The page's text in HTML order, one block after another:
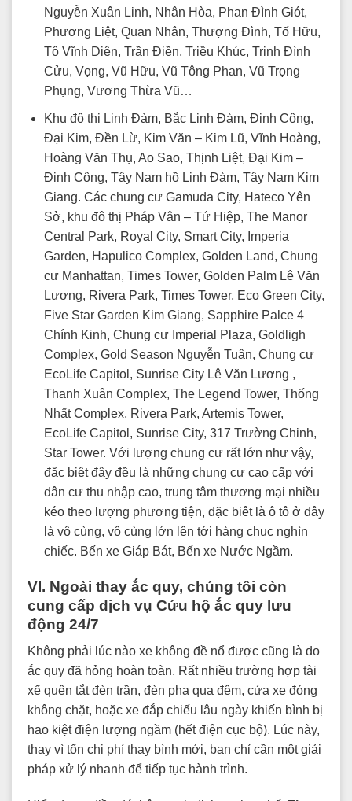
Nguyễn Xuân Linh, Nhân Hòa, Phan Đình Giót,
Phương Liệt, Quan Nhân, Thượng Đình, Tố Hữu,
Tô Vĩnh Diện, Trần Điền, Triều Khúc, Trịnh Đình
Cửu, Vọng, Vũ Hữu, Vũ Tông Phan, Vũ Trọng
Phụng, Vương Thừa Vũ…
Khu đô thị Linh Đàm, Bắc Linh Đàm, Định Công,
Đại Kim, Đền Lừ, Kim Văn – Kim Lũ, Vĩnh Hoàng,
Hoàng Văn Thụ, Ao Sao, Thịnh Liệt, Đại Kim –
Định Công, Tây Nam hồ Linh Đàm, Tây Nam Kim
Giang. Các chung cư Gamuda City, Hateco Yên
Sở, khu đô thị Pháp Vân – Tứ Hiệp, The Manor
Central Park, Royal City, Smart City, Imperia
Garden, Hapulico Complex, Golden Land, Chung
cư Manhattan, Times Tower, Golden Palm Lê Văn
Lương, Rivera Park, Times Tower, Eco Green City,
Five Star Garden Kim Giang, Sapphire Palce 4
Chính Kinh, Chung cư Imperial Plaza, Goldligh
Complex, Gold Season Nguyễn Tuân, Chung cư
EcoLife Capitol, Sunrise City Lê Văn Lương ,
Thanh Xuân Complex, The Legend Tower, Thống
Nhất Complex, Rivera Park, Artemis Tower,
EcoLife Capitol, Sunrise City, 317 Trường Chinh,
Star Tower. Với lượng chung cư rất lớn như vậy,
đặc biệt đây đều là những chung cư cao cấp với
dân cư thu nhập cao, trung tâm thương mại nhiều
kéo theo lượng phương tiện, đặc biêt là ô tô ở đây
là vô cùng, vô cùng lớn lên tới hàng chục nghìn
chiếc. Bến xe Giáp Bát, Bến xe Nước Ngầm.
VI. Ngoài thay ắc quy, chúng tôi còn
cung cấp dịch vụ Cứu hộ ắc quy lưu
động 24/7
Không phải lúc nào xe không đề nổ được cũng là do
ắc quy đã hỏng hoàn toàn. Rất nhiều trường hợp tài
xế quên tắt đèn trần, đèn pha qua đêm, cửa xe đóng
không chặt, hoặc xe đắp chiếu lâu ngày khiến bình bị
hao kiệt điện lượng ngầm (hết điện cục bộ). Lúc này,
thay vì tốn chi phí thay bình mới, bạn chỉ cần một giải
pháp xử lý nhanh để tiếp tục hành trình.